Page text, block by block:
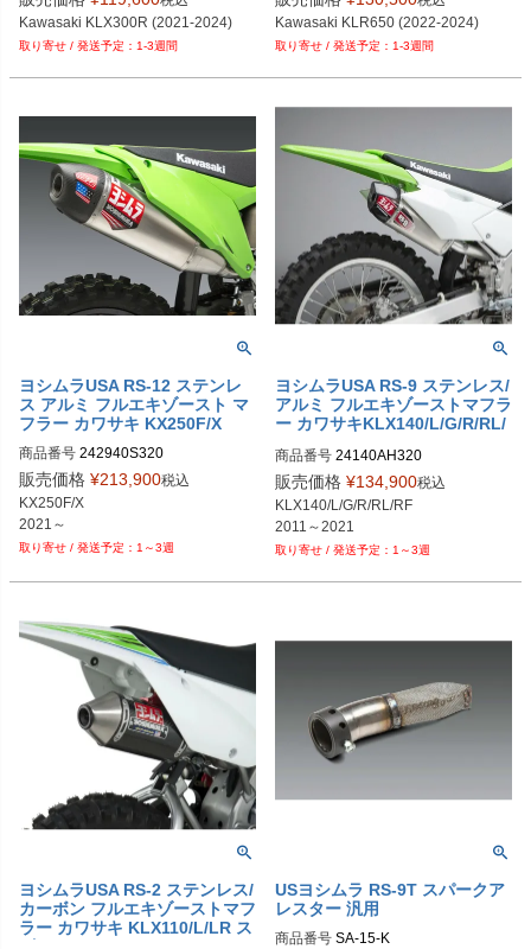
Kawasaki KLX300R (2021-2024)
1-3週間
Kawasaki KLR650 (2022-2024)
1-3週間
ヨシムラUSA RS-12 ステンレ
ス アルミ フルエキゾースト マ
フラー カワサキ KX250F/X
商品番号 242940S320
販売価格 ¥213,900税込
KX250F/X
2021～
1～3週
ヨシムラUSA RS-9 ステンレス/
アルミ フルエキゾーストマフラ
ー カワサキKLX140/L/G/R/RL/
商品番号 24140AH320
販売価格 ¥134,900税込
KLX140/L/G/R/RL/RF
2011～2021
1～3週
ヨシムラUSA RS-2 ステンレス/
カーボン フルエキゾーストマフ
ラー カワサキ KLX110/L/LR ス
USヨシムラ RS-9T スパークア
レスター 汎用
商品番号 SA-15-K